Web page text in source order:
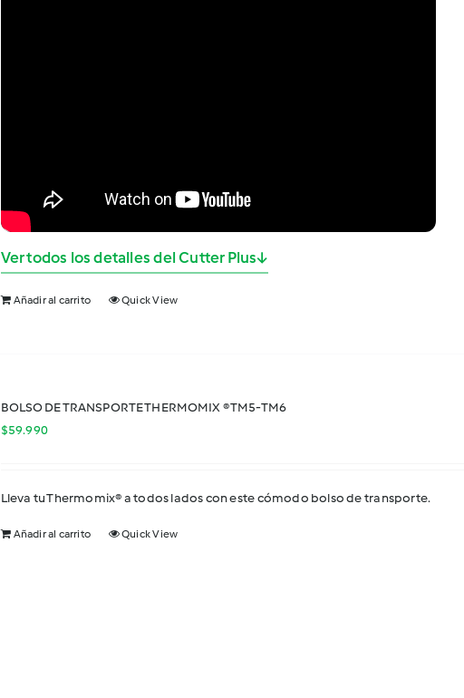
Ver todos los detalles del Cutter Plus↓
Añadir al carrito Quick View
BOLSO DE TRANSPORTE THERMOMIX ® TM5-TM6
$59.990
Lleva tu Thermomix® a todos lados con este cómodo bolso de transporte.
Añadir al carrito Quick View